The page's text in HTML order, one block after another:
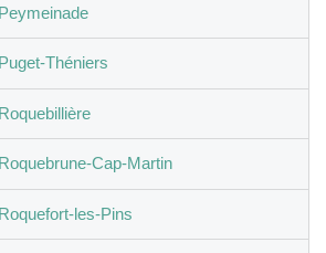
Théniers
Cap-Martin
les-Pins